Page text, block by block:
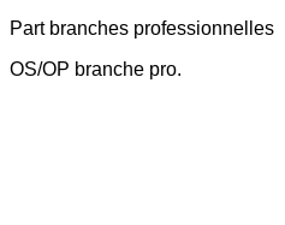
Part branches professionnelles
OS/OP branche pro.